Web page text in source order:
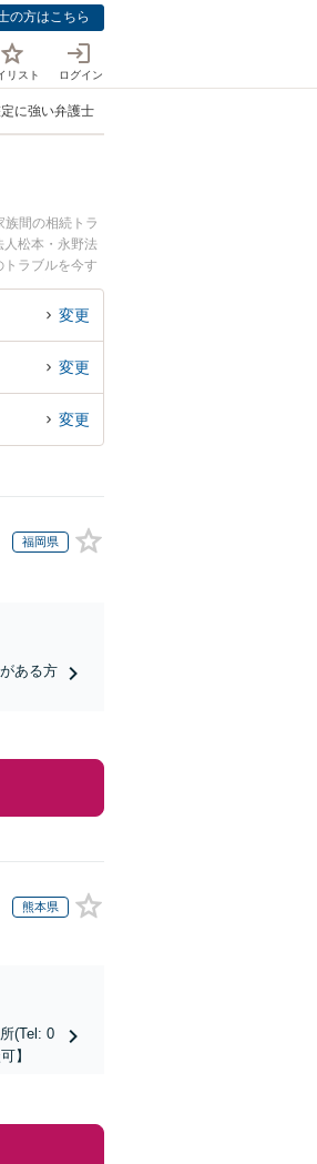
の方はこちら
リスト ログイン
に強い弁護士
間の相続トラ
松本・永野法
ラブルを今す
朝倉市内の弁護
変更
変更
変更
福岡県
ある方
熊本県
(Tel: 0
】